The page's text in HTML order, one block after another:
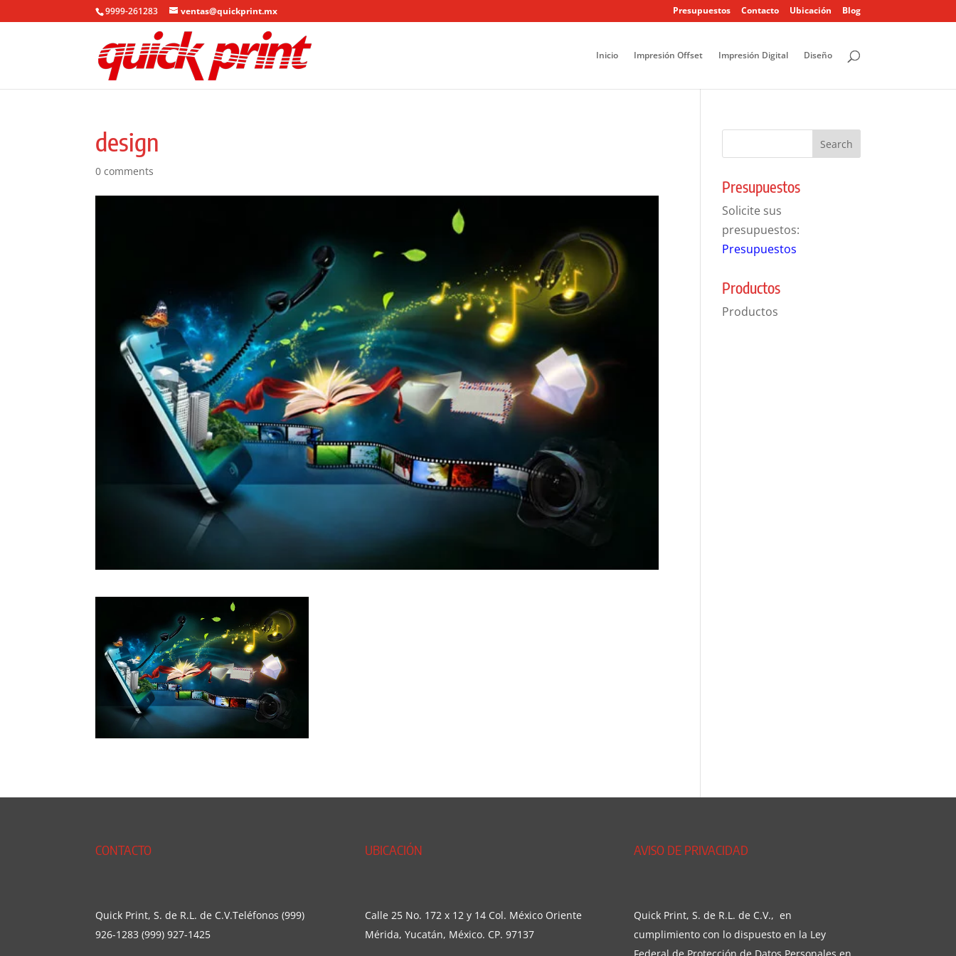
9999-261283 ventas@quickprint.mx Presupuestos Contacto Ubicación Blog
Inicio Impresión Offset Impresión Digital Diseño
design
0 comments
Presupuestos
Solicite sus
presupuestos:
Presupuestos
Productos
Productos
CONTACTO
Quick Print, S. de R.L. de C.V.Teléfonos (999)
926-1283 (999) 927-1425
UBICACIÓN
Calle 25 No. 172 x 12 y 14 Col. México Oriente
Mérida, Yucatán, México. CP. 97137
AVISO DE PRIVACIDAD
Quick Print, S. de R.L. de C.V., en
cumplimiento con lo dispuesto en la Ley